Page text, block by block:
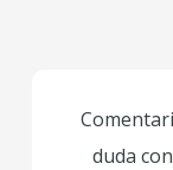
duda